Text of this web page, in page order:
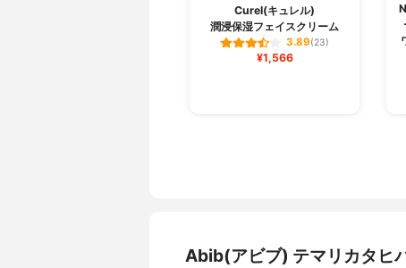
Curel(キュレル)
潤浸保湿フェイスクリーム
3.89(23)
¥1,566
Abib(アビブ) テマリカタヒ